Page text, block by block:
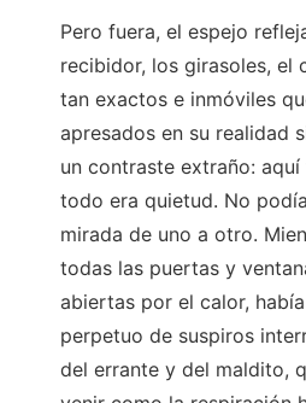
Pero fuera, el espejo
recibidor, los girasoles, el
tan exactos e inmóviles
apresados en su realidad
un contraste extraño:
todo era quietud. No
mirada de uno a otro.
todas las puertas y
abiertas por el calor,
perpetuo de suspiros
del errante y del maldito,